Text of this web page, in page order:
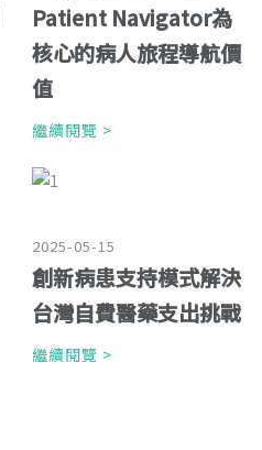
Patient Navigator為
核心的病人旅程導航價
值
繼續閱覽 >
2025-05-15
創新病患支持模式解決
台灣自費醫藥支出挑戰
繼續閱覽 >